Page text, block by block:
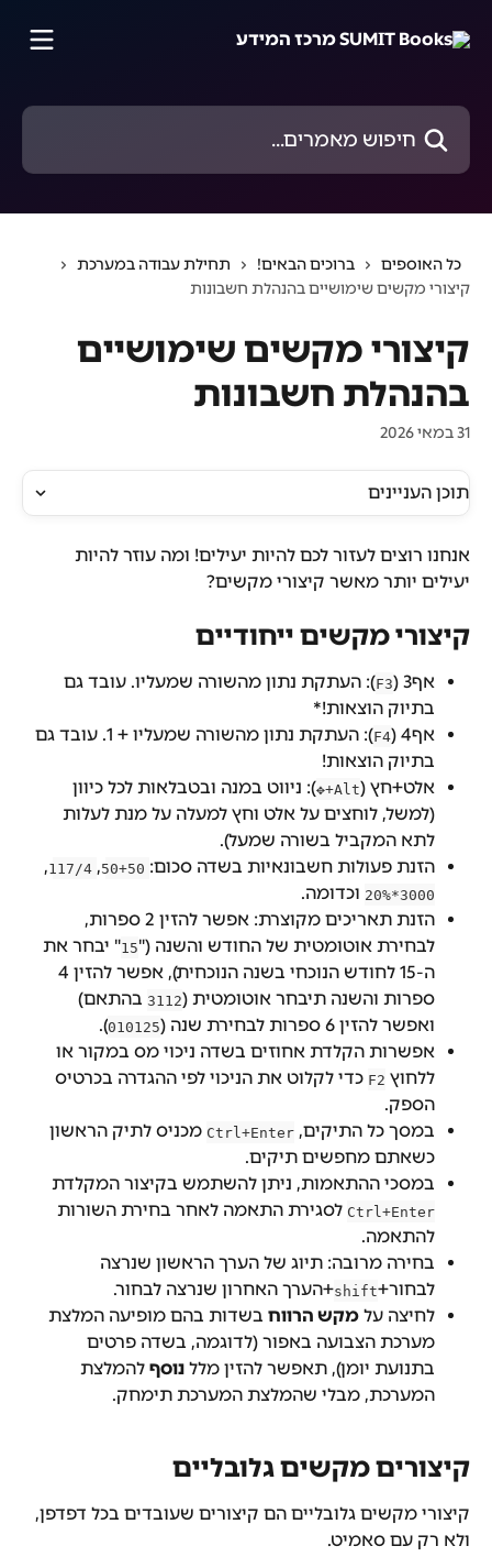
חיפוש מאמרים...
כל האוספים ברוכים הבאים!
תחילת עבודה במערכת
קיצורי מקשים שימושיים בהנהלת חשבונות
קיצורי מקשים שימושיים
בהנהלת חשבונות
31 במאי 2026
תוכן העניינים
אנחנו רוצים לעזור לכם להיות יעילים! ומה עוזר להיות
יעילים יותר מאשר קיצורי מקשים?
קיצורי מקשים ייחודיים
אף3 ( F3): העתקת נתון מהשורה שמעליו. עובד גם
בתיוק הוצאות!*
אף4 (
F4
): העתקת נתון מהשורה שמעליו + 1. עובד גם
בתיוק הוצאות!
אלט+חץ (Alt+✥
): ניווט במנה ובטבלאות לכל כיוון
(למשל, לוחצים על אלט וחץ למעלה על מנת לעלות
לתא המקביל בשורה שמעל).
הזנת פעולות חשבונאיות בשדה סכום: 50+50
,
117/4
,
3000*20%
וכדומה.
הזנת תאריכים מקוצרת: אפשר להזין 2 ספרות,
לבחירת אוטומטית של החודש והשנה ("15" יבחר את
ספרות והשנה תיבחר אוטומטית (3112 בהתאם)
ואפשר להזין 6 ספרות לבחירת שנה (
010125
).
אפשרות הקלדת אחוזים בשדה ניכוי מס במקור או
ללחוץ F2 כדי לקלוט את הניכוי לפי ההגדרה בכרטיס
הספק.
במסך כל התיקים, Ctrl+Enter מכניס לתיק הראשון
כשאתם מחפשים תיקים.
במסכי ההתאמות, ניתן להשתמש בקיצור המקלדת
Ctrl+Enter לסגירת התאמה לאחר בחירת השורות
להתאמה.
בחירה מרובה: תיוג של הערך הראשון שנרצה
לבחור+shift+הערך האחרון שנרצה לבחור.
לחיצה על מקש הרווח בשדות בהם מופיעה המלצת
מערכת הצבועה באפור (לדוגמה, בשדה פרטים
בתנועת יומן), תאפשר להזין מלל נוסף להמלצת
המערכת, מבלי שהמלצת המערכת תימחק.
קיצורים מקשים גלובליים
קיצורי מקשים גלובליים הם קיצורים שעובדים בכל דפדפן,
ולא רק עם סאמיט.